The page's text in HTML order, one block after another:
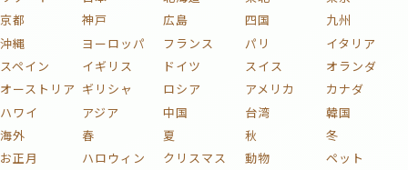
京都
神戸 広島 四国
九州
沖縄
ヨーロッパ フランス パリ
イタリア
スペイン
イギリス ドイツ スイス
オランダ
オーストリア ギリシャ ロシア アメリカ
カナダ
ハワイ
アジア 中国 台湾
韓国
海外
春 夏 秋
冬
お正月
ハロウィン クリスマス 動物
ペット